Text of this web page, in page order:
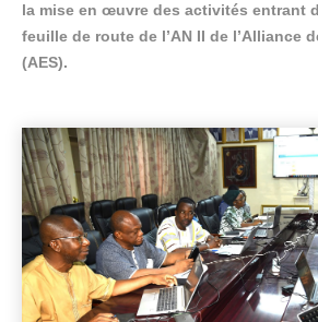
la mise en œuvre des activités entrant
feuille de route de l’AN II de l’Alliance
(AES).